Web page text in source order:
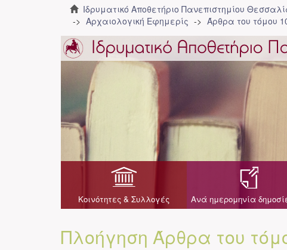
Ιδρυματικό Αποθετήριο Πανεπιστημίου
Αρχαιολογική Εφημερίς
Άρθρα του τόμου
Κοινότητες & Συλλογές Ανά ημερομηνία
Πλοήγηση Άρθρα του